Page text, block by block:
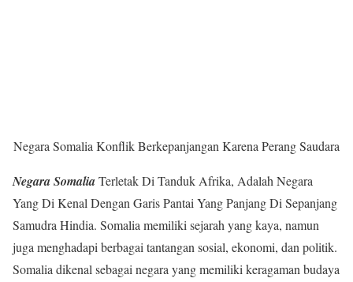
Negara Somalia Konflik Berkepanjangan Karena Perang Saudara
Negara SomaliaTerletak Di Tanduk Afrika, Adalah Negara
Yang Di Kenal Dengan Garis Pantai Yang Panjang Di Sepanjang
Samudra Hindia. Somalia memiliki sejarah yang kaya, namun
juga menghadapi berbagai tantangan sosial, ekonomi, dan politik.
Somalia dikenal sebagai negara yang memiliki keragaman budaya